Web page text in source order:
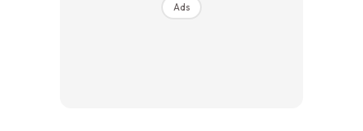
Ads